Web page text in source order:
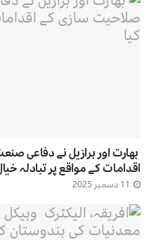
بھارت اور برازیل نے دفاعی
اقدامات کے مواقع پر تبادلہ